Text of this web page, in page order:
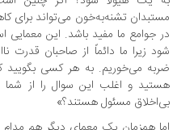
تشنه‌به‌خون می‌تواند برای کاهش
جوامع ما مفید باشد. این معمایی است
زیرا ما دائماً از صاحبان قدرت ناامید
می‌خوریم. به هر کسی بگویید که یک
و اغلب این سوال را از شما
مسئول هستند؟»